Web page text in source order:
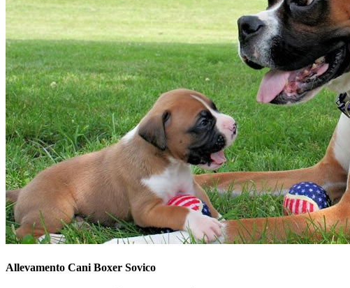
Allevamento Cani Boxer Sovico